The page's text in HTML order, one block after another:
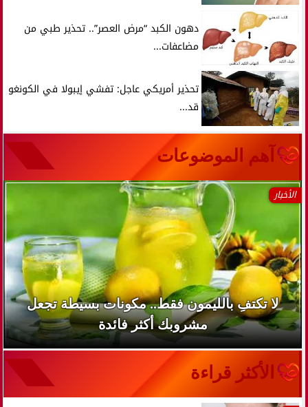
دهون الكبد “مرض العصر”.. تحذير طبي من
مضاعفات...
تحذير أمريكي عاجل: تفشي إيبولا في الكونغو
قد...
آهم الموضوعات
الأخبار
لا تكتفِ بالليمون فقط.. مكونات بسيطة تجعل
مشروبك أكثر فائدة
الأكثر قراءة